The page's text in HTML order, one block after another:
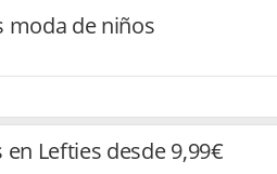
moda de niños
Lefties desde 9,99€